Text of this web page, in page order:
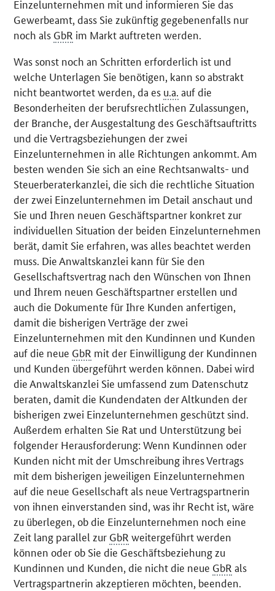
Einzelunternehmen mit und informieren Sie das
Gewerbeamt, dass Sie zukünftig gegebenenfalls nur
noch als GbR im Markt auftreten werden.
Was sonst noch an Schritten erforderlich ist und
welche Unterlagen Sie benötigen, kann so abstrakt
nicht beantwortet werden, da es u.a. auf die
Besonderheiten der berufsrechtlichen Zulassungen,
der Branche, der Ausgestaltung des Geschäftsauftritts
und die Vertragsbeziehungen der zwei
Einzelunternehmen in alle Richtungen ankommt. Am
besten wenden Sie sich an eine Rechtsanwalts- und
Steuerberaterkanzlei, die sich die rechtliche Situation
der zwei Einzelunternehmen im Detail anschaut und
Sie und Ihren neuen Geschäftspartner konkret zur
individuellen Situation der beiden Einzelunternehmen
berät, damit Sie erfahren, was alles beachtet werden
muss. Die Anwaltskanzlei kann für Sie den
Gesellschaftsvertrag nach den Wünschen von Ihnen
und Ihrem neuen Geschäftspartner erstellen und
auch die Dokumente für Ihre Kunden anfertigen,
damit die bisherigen Verträge der zwei
Einzelunternehmen mit den Kundinnen und Kunden
auf die neue GbR mit der Einwilligung der Kundinnen
und Kunden übergeführt werden können. Dabei wird
die Anwaltskanzlei Sie umfassend zum Datenschutz
beraten, damit die Kundendaten der Altkunden der
bisherigen zwei Einzelunternehmen geschützt sind.
Außerdem erhalten Sie Rat und Unterstützung bei
folgender Herausforderung: Wenn Kundinnen oder
Kunden nicht mit der Umschreibung ihres Vertrags
mit dem bisherigen jeweiligen Einzelunternehmen
auf die neue Gesellschaft als neue Vertragspartnerin
von ihnen einverstanden sind, was ihr Recht ist, wäre
zu überlegen, ob die Einzelunternehmen noch eine
Zeit lang parallel zur GbR weitergeführt werden
können oder ob Sie die Geschäftsbeziehung zu
Kundinnen und Kunden, die nicht die neue GbR als
Vertragspartnerin akzeptieren möchten, beenden.